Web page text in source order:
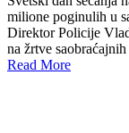
milione poginulih u
Direktor Policije
na žrtve
Read More